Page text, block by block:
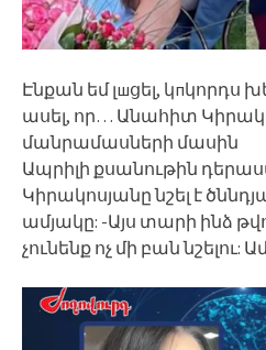
Էնքան եմ լшցել, կпկորդս
ասել, որ… Անահիտ
մանրամասների մասին
Ապրիլի քսանութին
Կիրակոսյանը նշել է
ամյակը: -Այս տարի ինձ
չունենք ոչ մի բան նշելու: